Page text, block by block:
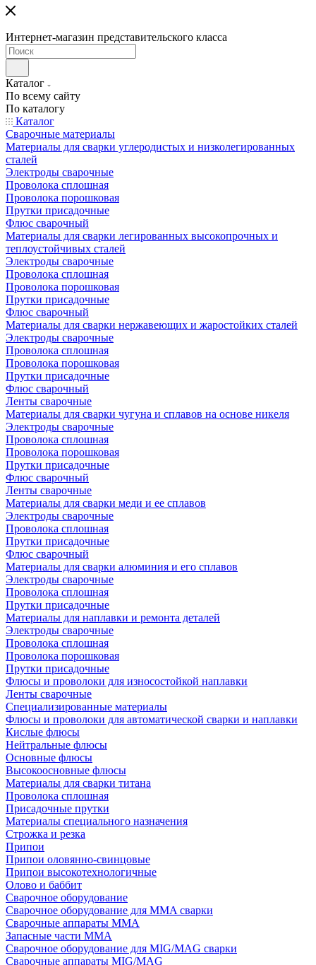
Интернет-магазин представительского класса
Каталог
По всему сайту
По каталогу
Каталог
Сварочные материалы
Материалы для сварки углеродистых и низколегированных
сталей
Электроды сварочные
Проволока сплошная
Проволока порошковая
Прутки присадочные
Флюс сварочный
Материалы для сварки легированных высокопрочных и
теплоустойчивых сталей
Электроды сварочные
Проволока сплошная
Проволока порошковая
Прутки присадочные
Флюс сварочный
Материалы для сварки нержавеющих и жаростойких сталей
Электроды сварочные
Проволока сплошная
Проволока порошковая
Прутки присадочные
Флюс сварочный
Ленты сварочные
Материалы для сварки чугуна и сплавов на основе никеля
Электроды сварочные
Проволока сплошная
Проволока порошковая
Прутки присадочные
Флюс сварочный
Ленты сварочные
Материалы для сварки меди и ее сплавов
Электроды сварочные
Проволока сплошная
Прутки присадочные
Флюс сварочный
Материалы для сварки алюминия и его сплавов
Электроды сварочные
Проволока сплошная
Прутки присадочные
Материалы для наплавки и ремонта деталей
Электроды сварочные
Проволока сплошная
Проволока порошковая
Прутки присадочные
Флюсы и проволоки для износостойкой наплавки
Ленты сварочные
Специализированные материалы
Флюсы и проволоки для автоматической сварки и наплавки
Кислые флюсы
Нейтральные флюсы
Основные флюсы
Высокоосновные флюсы
Материалы для сварки титана
Проволока сплошная
Присадочные прутки
Материалы специального назначения
Строжка и резка
Припои
Припои оловянно-свинцовые
Припои высокотехнологичные
Олово и баббит
Сварочное оборудование
Сварочное оборудование для MMA сварки
Сварочные аппараты MMA
Запасные части MMA
Сварочное оборудование для MIG/MAG сварки
Сварочные аппараты MIG/MAG